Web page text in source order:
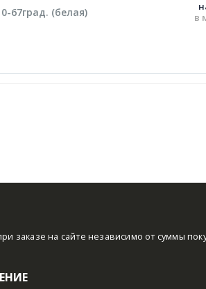
67град. (белая) в
заказе на сайте независимо от суммы